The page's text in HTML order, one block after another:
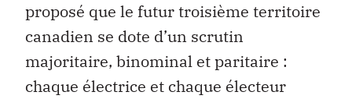
proposé que le futur troisième territoire
canadien se dote d’un scrutin
majoritaire, binominal et paritaire :
chaque électrice et chaque électeur